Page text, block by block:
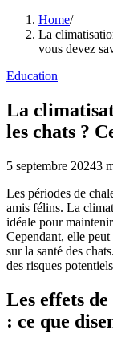
Home/
La
vous devez
Education
La
les chats ?
5 septembre 20243
Les périodes de
amis félins. La
idéale pour
Cependant, elle
sur la santé des
des risques
Les effets
: ce que